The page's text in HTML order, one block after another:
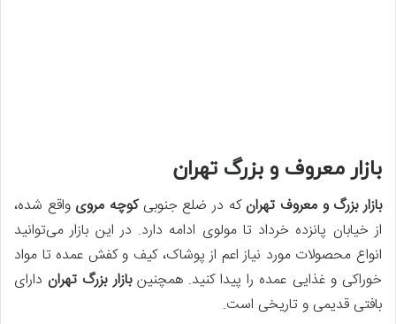
بازار معروف و بزرگ تهران
بازار بزرگ و معروف تهرانکه در ضلع جنوبیکوچه مروی واقع شده،
از خیابان پانزده خرداد تا مولوی ادامه دارد. در این بازار می‌توانید
انواع محصولات مورد نیاز اعم از پوشاک، کیف و کفش عمده تا مواد
خوراکی و غذایی عمده را پیدا کنید. همچنینبازار بزرگ تهران دارای
بافتی قدیمی و تاریخی است.